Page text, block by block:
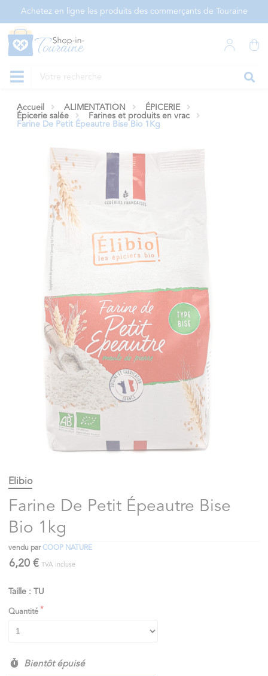
Achetez en ligne les produits des commerçants de Touraine
Accueil ALIMENTATION
ÉPICERIE
Épicerie salée
Farines et produits en vrac
Farine De Petit Épeautre Bise Bio 1Kg
Elibio
Farine De Petit Épeautre Bise
Bio 1kg
vendu parCOOP NATURE
6,20 € TVA incluse
Taille : TU
Quantité
Bientôt épuisé
Panneau de gestion des cookies